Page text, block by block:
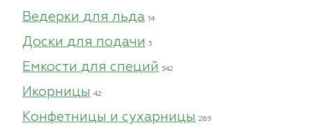
Ведерки для льда 14
Доски для подачи 3
Емкости для специй 342
Икорницы 42
Конфетницы и сухарницы 289